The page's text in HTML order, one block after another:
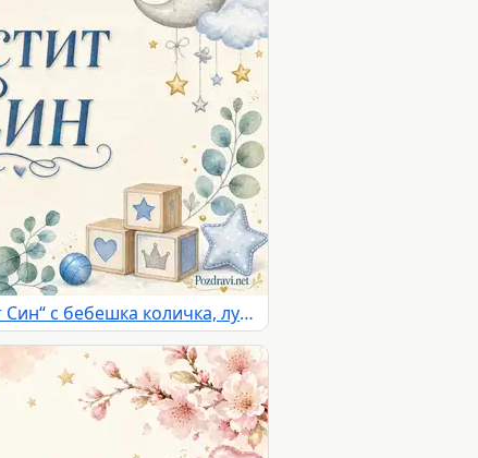
Акварелна картичка „Честит Син“ с бебешка количка, луна и звезди